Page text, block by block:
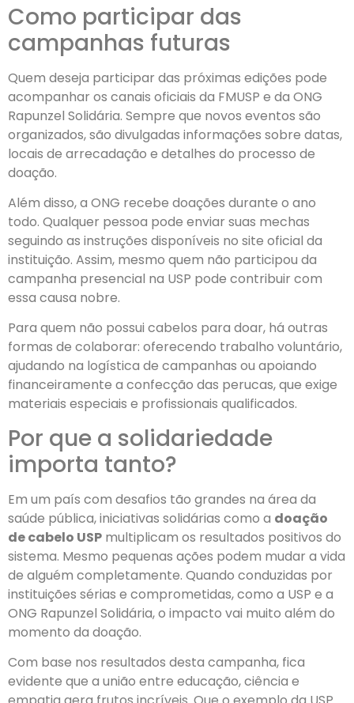
Como participar das
campanhas futuras
Quem deseja participar das próximas edições pode
acompanhar os canais oficiais da FMUSP e da ONG
Rapunzel Solidária. Sempre que novos eventos são
organizados, são divulgadas informações sobre datas,
locais de arrecadação e detalhes do processo de
doação.
Além disso, a ONG recebe doações durante o ano
todo. Qualquer pessoa pode enviar suas mechas
seguindo as instruções disponíveis no site oficial da
instituição. Assim, mesmo quem não participou da
campanha presencial na USP pode contribuir com
essa causa nobre.
Para quem não possui cabelos para doar, há outras
formas de colaborar: oferecendo trabalho voluntário,
ajudando na logística de campanhas ou apoiando
financeiramente a confecção das perucas, que exige
materiais especiais e profissionais qualificados.
Por que a solidariedade
importa tanto?
Em um país com desafios tão grandes na área da
saúde pública, iniciativas solidárias como a doação
de cabelo USP multiplicam os resultados positivos do
sistema. Mesmo pequenas ações podem mudar a vida
de alguém completamente. Quando conduzidas por
instituições sérias e comprometidas, como a USP e a
ONG Rapunzel Solidária, o impacto vai muito além do
momento da doação.
Com base nos resultados desta campanha, fica
evidente que a união entre educação, ciência e